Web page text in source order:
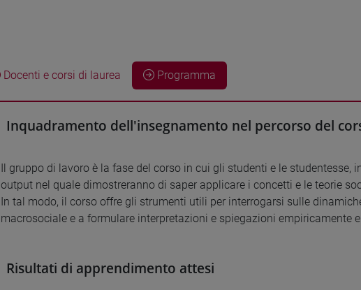
Docenti e corsi di laurea Programma
Inquadramento dell'insegnamento nel percorso del
Il gruppo di lavoro è la fase del corso in cui gli studenti e le
output nel quale dimostreranno di saper applicare i concetti e le teorie
In tal modo, il corso offre gli strumenti utili per interrogarsi sulle
macrosociale e a formulare interpretazioni e spiegazioni empiricamente
Risultati di apprendimento attesi